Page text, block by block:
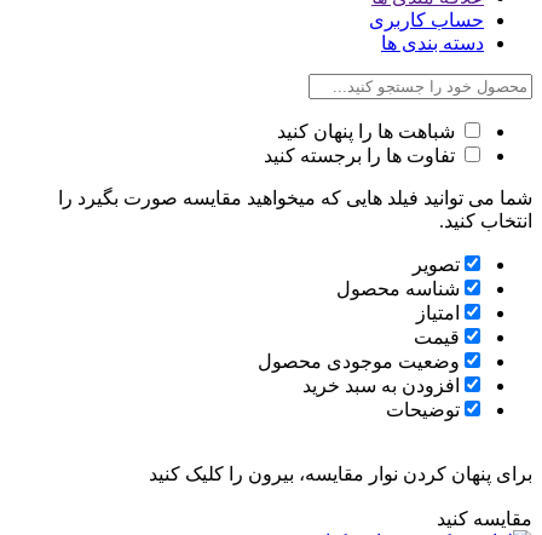
حساب کاربری
دسته بندی ها
شباهت ها را پنهان کنید
تفاوت ها را برجسته کنید
شما می توانید فیلد هایی که میخواهید مقایسه صورت بگیرد را
انتخاب کنید.
تصویر
شناسه محصول
امتیاز
قیمت
وضعیت موجودی محصول
افزودن به سبد خرید
توضیحات
برای پنهان کردن نوار مقایسه، بیرون را کلیک کنید
مقایسه کنید